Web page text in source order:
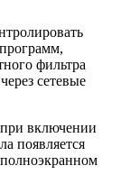
фильтра
сетевые
включении
появляется